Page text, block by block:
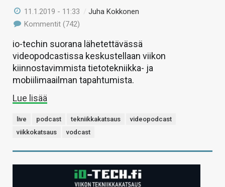
11.1.2019 - 11:33 /Juha Kokkonen
Kommentit (742)
io-techin suorana lähetettävässä
videopodcastissa keskustellaan viikon
kiinnostavimmista tietotekniikka- ja
mobiilimaailman tapahtumista.
Lue lisää
live podcast tekniikkakatsaus
videopodcast
viikkokatsaus
vodcast